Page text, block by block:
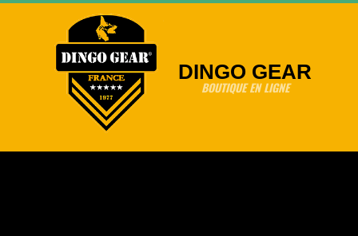
Skip
DINGO GEAR
BOUTIQUE EN LIGNE